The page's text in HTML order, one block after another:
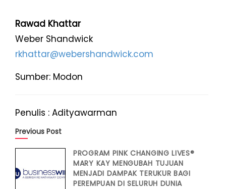
Rawad Khattar
Weber Shandwick
rkhattar@webershandwick.com
Sumber: Modon
Penulis : Adityawarman
Previous Post
PROGRAM PINK CHANGING LIVES®
MARY KAY MENGUBAH TUJUAN
MENJADI DAMPAK TERUKUR BAGI
PEREMPUAN DI SELURUH DUNIA